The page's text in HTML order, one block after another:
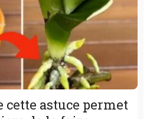
cette astuce permet